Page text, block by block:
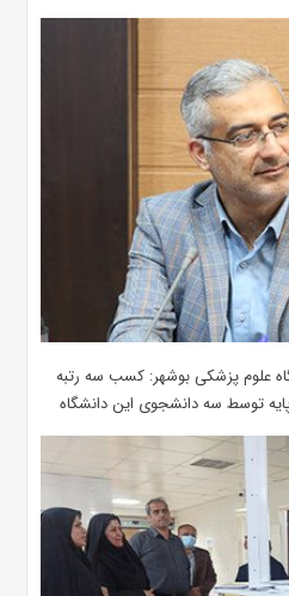
علوم پزشکی بوشهر: کسب سه رتبه
توسط سه دانشجوی این دانشگاه